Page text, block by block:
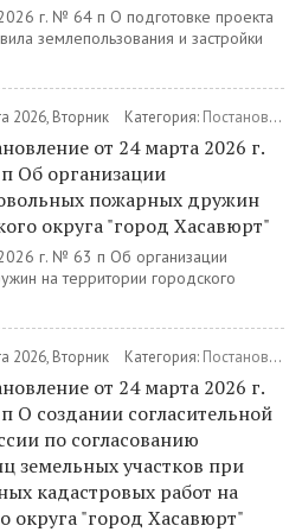
г. № 64 п О подготовке проекта
землепользования и застройки
2026, Вторник Категория: Постановления
от 24 марта 2026 г.
Об организации
пожарных дружин
округа "город Хасавюрт"
г. № 63 п Об организации
на территории городского
2026, Вторник Категория: Постановления
от 24 марта 2026 г.
О создании согласительной
по согласованию
земельных участков при
кадастровых работ на
округа "город Хасавюрт"